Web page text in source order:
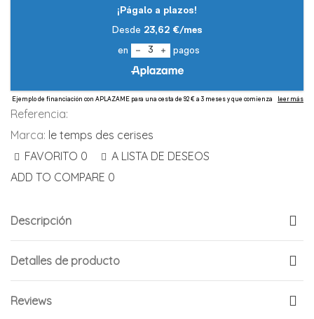
Referencia:
Marca: le temps des cerises
FAVORITO 0
A LISTA DE DESEOS
ADD TO COMPARE 0
Descripción
Detalles de producto
Reviews